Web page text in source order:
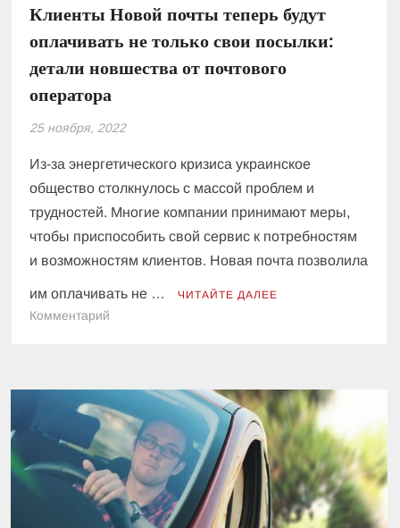
Клиенты Новой почты теперь будут
оплачивать не только свои посылки:
детали новшества от почтового
оператора
25 ноября, 2022
Из-за энергетического кризиса украинское
общество столкнулось с массой проблем и
трудностей. Многие компании принимают меры,
чтобы приспособить свой сервис к потребностям
и возможностям клиентов. Новая почта позволила
им оплачивать не … ЧИТАЙТЕ ДАЛЕЕ
Комментарий
теперь
будут
оплачивать
не
только
свои
посылки: